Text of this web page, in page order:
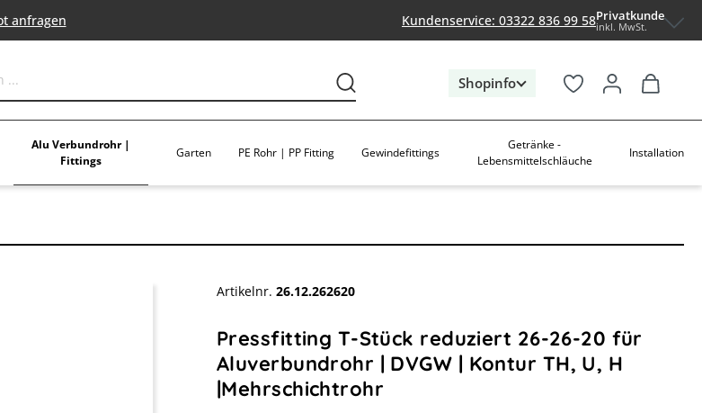
anfragen Kundenservice: 03322 836 99 58Privatkunde
inkl. MwSt.
Shopinfo
Alu Verbundrohr |
Fittings
Garten PE Rohr | PP Fitting Gewindefittings
Getränke -
Lebensmittelschläuche
Installation
Artikelnr. 26.12.262620
Pressfitting T-Stück reduziert 26-26-20 für
Aluverbundrohr | DVGW | Kontur TH, U, H
|Mehrschichtrohr